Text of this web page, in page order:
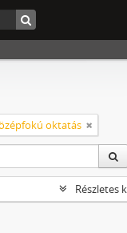
oktatás
Részletes